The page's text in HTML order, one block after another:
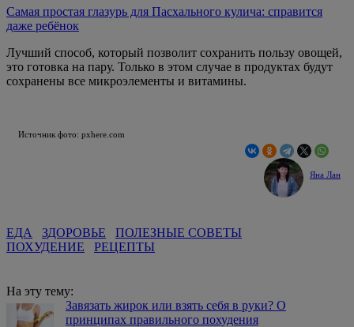
Самая простая глазурь для Пасхального кулича: справится
даже ребёнок
Лучший способ, который позволит сохранить пользу овощей,
это готовка на пару. Только в этом случае в продуктах будут
сохранены все микроэлементы и витамины.
Источник фото: pxhere.com
Яна Лан
ЕДА ЗДОРОВЬЕ
ПОЛЕЗНЫЕ СОВЕТЫ
ПОХУДЕНИЕ
РЕЦЕПТЫ
На эту тему:
Завязать жирок или взять себя в руки? О
принципах правильного похудения